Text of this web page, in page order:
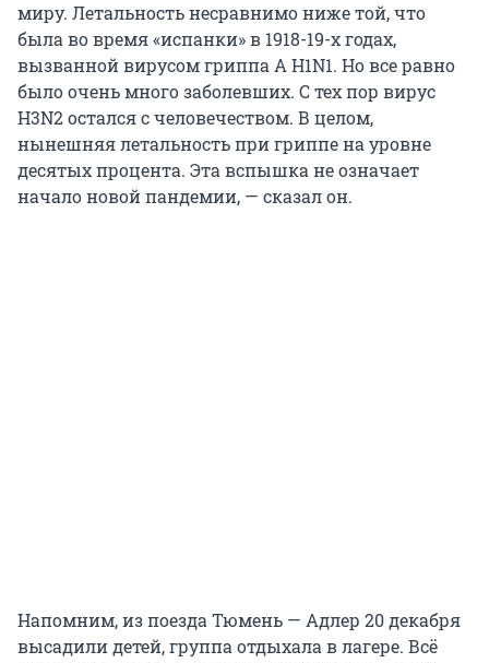
миру. Летальность несравнимо ниже той, что
была во время «испанки» в 1918-19-х годах,
вызванной вирусом гриппа А H1N1. Но все равно
было очень много заболевших. С тех пор вирус
H3N2 остался с человечеством. В целом,
нынешняя летальность при гриппе на уровне
десятых процента. Эта вспышка не означает
начало новой пандемии, — сказал он.
Напомним, из поезда Тюмень — Адлер 20 декабря
высадили детей, группа отдыхала в лагере. Всё